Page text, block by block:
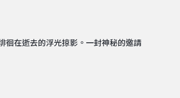
徊在逝去的浮光掠影。一封神秘的邀請